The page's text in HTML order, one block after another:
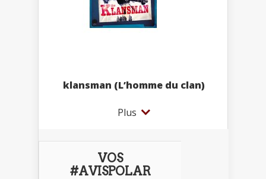
klansman (L’homme du clan)
Plus
VOS
#AVISPOLAR